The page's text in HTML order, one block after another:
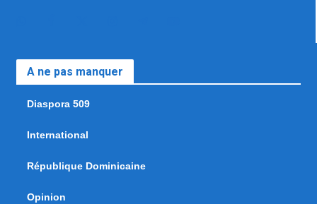
A ne pas manquer
Diaspora 509
International
République Dominicaine
Opinion